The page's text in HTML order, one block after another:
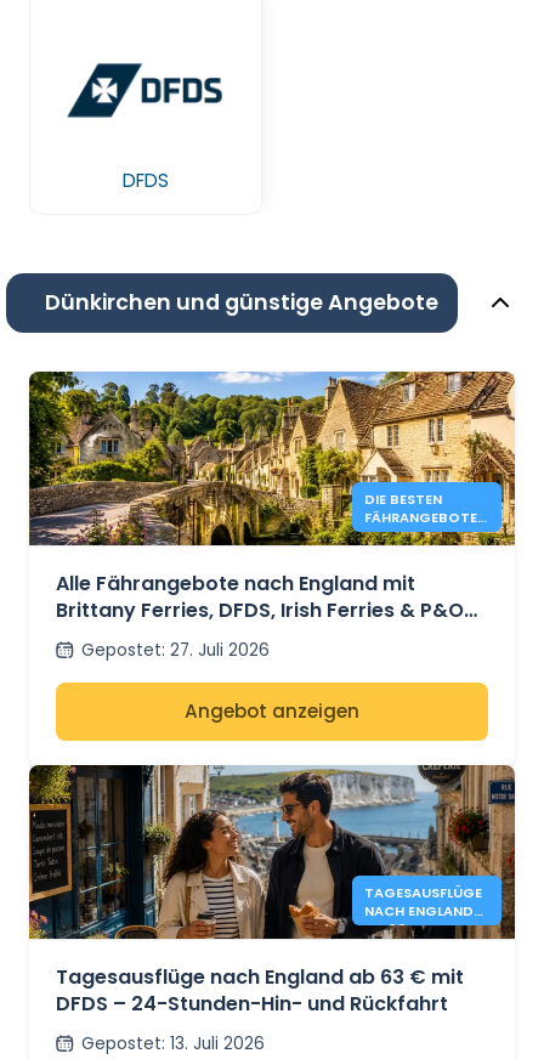
DFDS
Dünkirchen und günstige Angebote
DIE BESTEN
FÄHRANGEBOTE
NACH ENGLAND
41 €
Alle Fährangebote nach England mit
Brittany Ferries, DFDS, Irish Ferries & P&O
Ferries – ab 41 €
Gepostet: 27. Juli 2026
Angebot anzeigen
TAGESAUSFLÜGE
NACH ENGLAND
AB 63 € - DFDS
Tagesausflüge nach England ab 63 € mit
DFDS – 24-Stunden-Hin- und Rückfahrt
Gepostet: 13. Juli 2026